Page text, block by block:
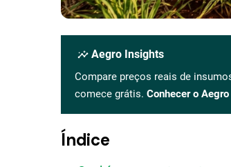
insights Aegro Insights
Compare preços reais de
comece grátis. Conhecer o
Índice